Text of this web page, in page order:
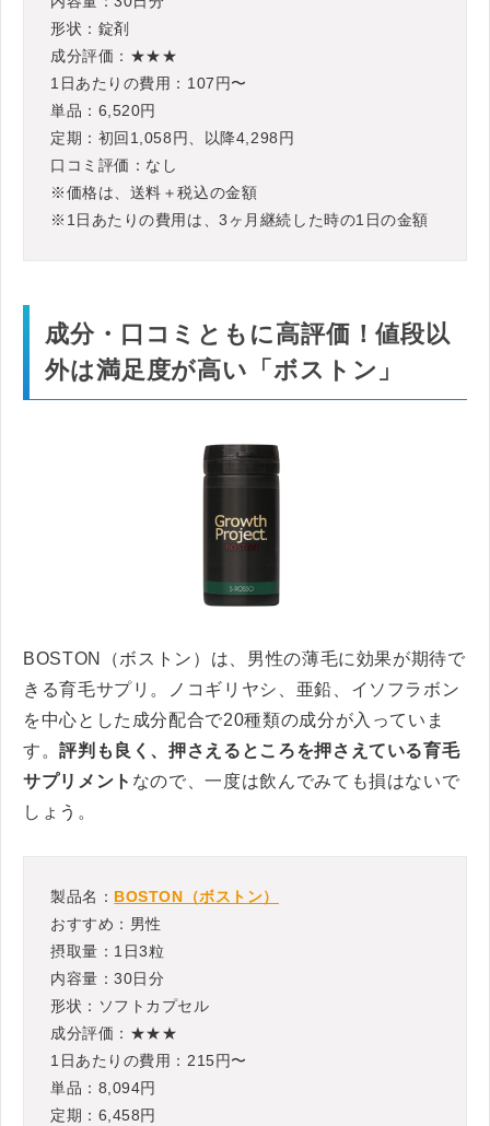
形状：錠剤
成分評価：★★★
1日あたりの費用：107円〜
単品：6,520円
定期：初回1,058円、以降4,298円
口コミ評価：なし
※価格は、送料＋税込の金額
※1日あたりの費用は、3ヶ月継続した時の1日の金額
成分・口コミともに高評価！値段以
外は満足度が高い「ボストン」
BOSTON（ボストン）は、男性の薄毛に効果が期待で
きる育毛サプリ。ノコギリヤシ、亜鉛、イソフラボン
を中心とした成分配合で20種類の成分が入っていま
す。評判も良く、押さえるところを押さえている育毛
サプリメント なので、一度は飲んでみても損はないで
しょう。
製品名： BOSTON（ボストン）
おすすめ：男性
摂取量：1日3粒
内容量：30日分
形状：ソフトカプセル
成分評価：★★★
1日あたりの費用：215円〜
単品：8,094円
定期：6,458円